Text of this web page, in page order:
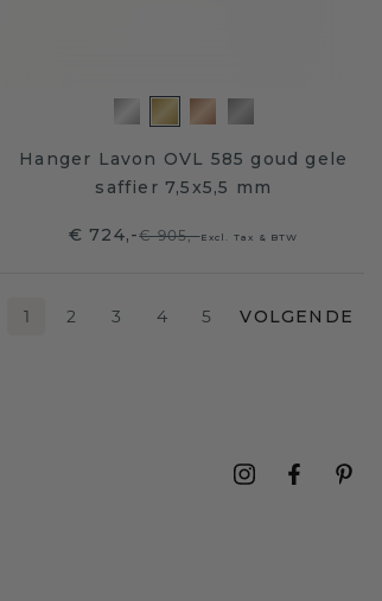
Hanger Lavon OVL 585 goud gele
saffier 7,5x5,5 mm
€ 724,-€ 905,-Excl. Tax & BTW
1 2 3 4 5 VOLGENDE